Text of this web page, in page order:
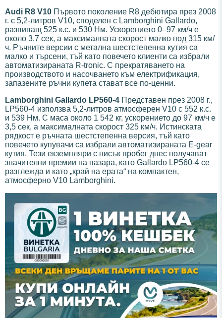
Audi R8 V10 Първото поколение R8 дебютира през 2008
г. с 5,2-литров V10, споделен с Lamborghini Gallardo,
развиващ 525 к.с. и 530 Нм. Ускорението 0–97 км/ч е
около 3,7 сек, а максималната скорост малко под 315 км/
ч. Ръчните версии с метална шестстепенна кутия са
малко и търсени, тъй като повечето клиенти са избрали
автоматизираната R-tronic. С прекратяването на
производството и насочването към електрификация,
запазените ръчни купета стават все по-ценни.
Lamborghini Gallardo LP560-4 Представен през 2008 г.,
LP560-4 използва 5,2-литров атмосферен V10 с 552 к.с.
и 539 Нм. С маса около 1 542 кг, ускорението до 97 км/ч е
3,5 сек, а максималната скорост 325 км/ч. Истинската
рядкост е ръчната шестстепенна версия, тъй като
повечето купувачи са избрали автоматизираната E-gear
кутия. Тези екземпляри с нисък пробег днес получават
значителни премии на пазара, като Gallardo LP560-4 се
разглежда и като „край на ерата“ на компактен,
атмосферно V10 Lamborghini.